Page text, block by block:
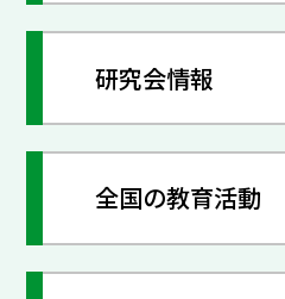
研究会情報
全国の教育活動